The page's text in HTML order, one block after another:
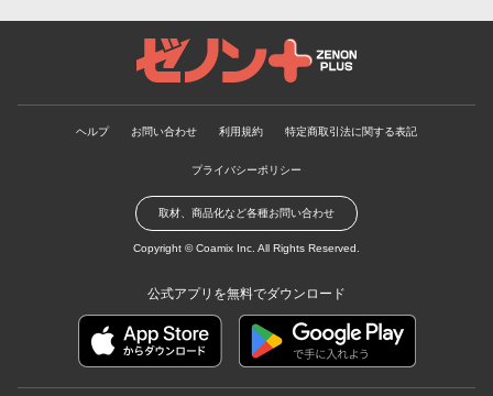
ゼノンプラス
ヘルプ お問い合わせ 利用規約 特定商取引法に関する表記
プライバシーポリシー
取材、商品化など各種お問い合わせ
Copyright ©Coamix Inc. All Rights Reserved.
公式アプリを無料でダウンロード